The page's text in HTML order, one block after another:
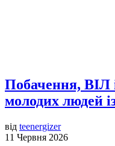
Побачення, ВІЛ
молодих людей
від teenergizer
11 Червня 2026